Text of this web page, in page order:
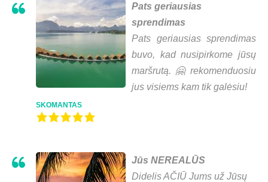
Pats geriausias
sprendimas
Pats geriausias sprendimas
buvo, kad nusipirkome jūsų
maršrutą. 🤗 rekomenduosiu
jus visiems kam tik galėsiu!
SKOMANTAS
Jūs NEREALŪS
Didelis AČIŪ Jums už Jūsų